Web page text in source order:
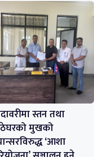
स्तन तथा
मुखको
‘आशा